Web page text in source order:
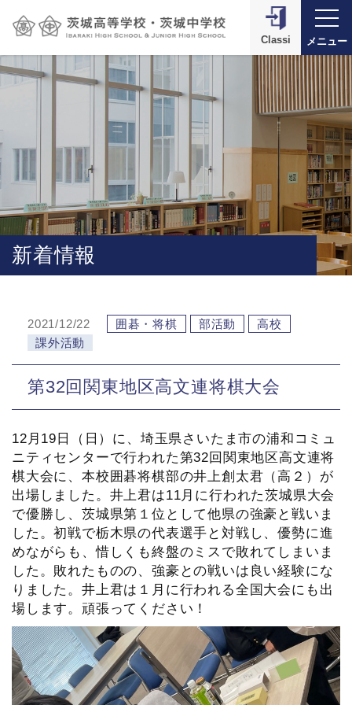
Classi メニュー
新着情報
2021/12/22 囲碁・将棋 部活動
高校
課外活動
第32回関東地区高文連将棋大会
12月19日（日）に、埼玉県さいたま市の浦和コミュ
ニティセンターで行われた第32回関東地区高文連将
棋大会に、本校囲碁将棋部の井上創太君（高２）が
出場しました。井上君は11月に行われた茨城県大会
で優勝し、茨城県第１位として他県の強豪と戦いま
した。初戦で栃木県の代表選手と対戦し、優勢に進
めながらも、惜しくも終盤のミスで敗れてしまいま
した。敗れたものの、強豪との戦いは良い経験にな
りました。井上君は１月に行われる全国大会にも出
場します。頑張ってください！